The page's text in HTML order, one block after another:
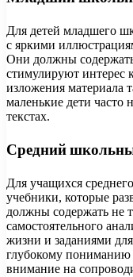
Для детей младшего
с яркими
Они должны
стимулируют интерес
изложения материала
маленькие дети часто
текстах.
Средний
Для учащихся
учебники, которые
должны содержать не
самостоятельного
жизни и заданиями для
глубокому пониманию
внимание на